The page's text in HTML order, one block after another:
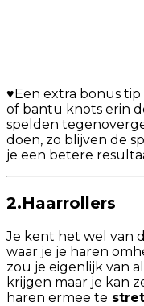
♥Een extra bonus tip
of bantu knots erin
spelden
doen, zo blijven de
je een betere
2.Haarrollers
Je kent het wel van
waar je je haren
zou je eigenlijk van
krijgen maar je kan
haren ermee te